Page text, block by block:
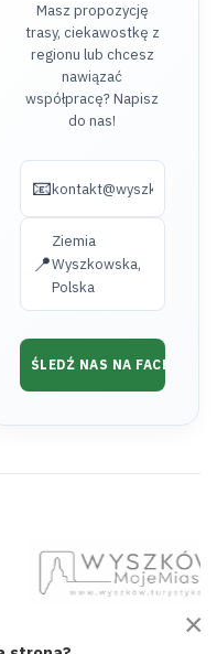
Masz propozycję
trasy, ciekawostkę z
regionu lub chcesz
nawiązać
współpracę? Napisz
do nas!
📧
📍
Ziemia
Wyszkowska,
Polska
ŚLEDŹ NAS NA
×